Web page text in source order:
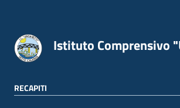
Istituto Comprensivo
RECAPITI